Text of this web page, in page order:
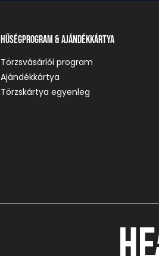
Hűségprogram & Ajándékkártya
Törzsvásárlói program
Ajándékkártya
Törzskártya egyenleg